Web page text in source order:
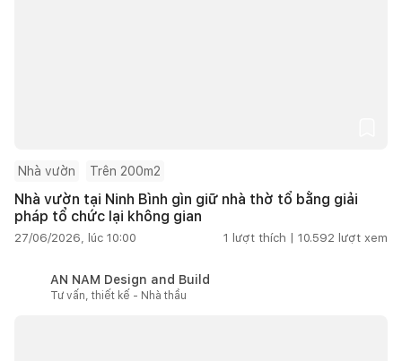
Nhà vườn Trên 200m2
Nhà vườn tại Ninh Bình gìn giữ nhà thờ tổ bằng giải
pháp tổ chức lại không gian
27/06/2026, lúc 10:00 1 lượt thích | 10.592 lượt xem
AN NAM Design and Build
Tư vấn, thiết kế - Nhà thầu